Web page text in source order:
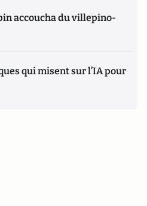
accoucha du villepino-
qui misent sur l’IA pour